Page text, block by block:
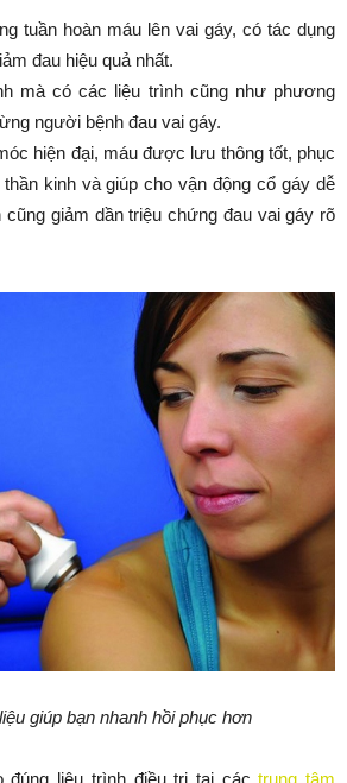
tuần hoàn máu lên vai gáy, có tác dụng
đau hiệu quả nhất.
mà có các liệu trình cũng như phương
người bệnh đau vai gáy.
hiện đại, máu được lưu thông tốt, phục
kinh và giúp cho vận động cổ gáy dễ
giảm dần triệu chứng đau vai gáy rõ
giúp bạn nhanh hồi phục hơn
đúng liệu trình điều trị tại cáctrung tâm